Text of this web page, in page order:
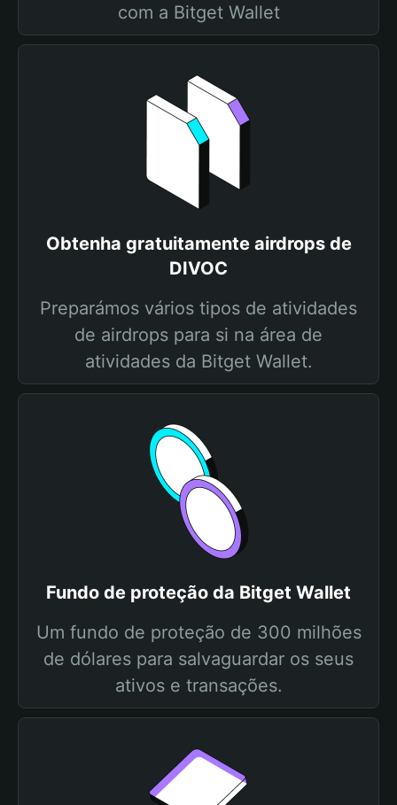
com a Bitget Wallet
Obtenha gratuitamente airdrops de
DIVOC
Preparámos vários tipos de atividades
de airdrops para si na área de
atividades da Bitget Wallet.
Fundo de proteção da Bitget Wallet
Um fundo de proteção de 300 milhões
de dólares para salvaguardar os seus
ativos e transações.